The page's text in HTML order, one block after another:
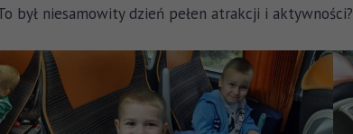
był niesamowity dzień pełen atrakcji i aktywności?